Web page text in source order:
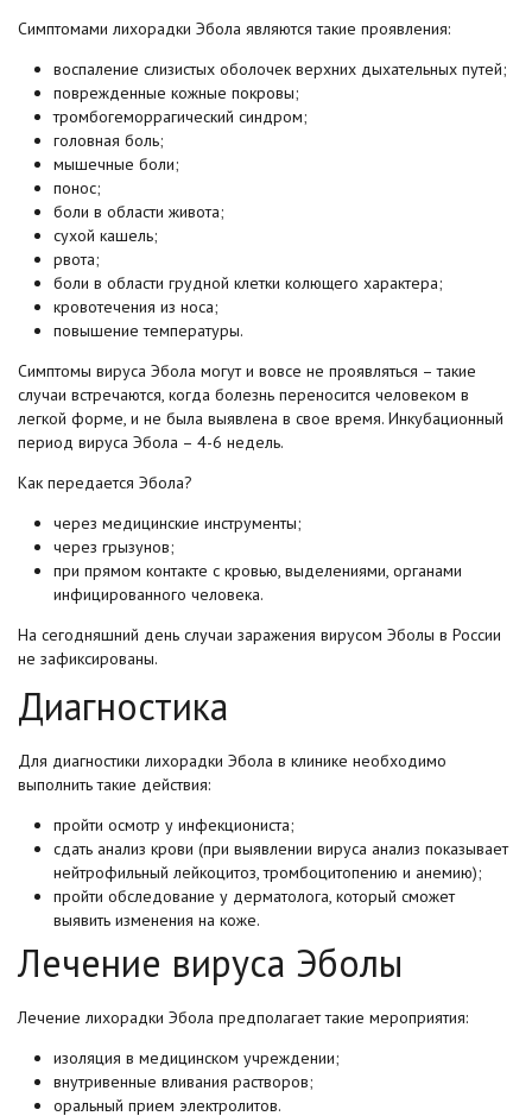
Симптомами лихорадки Эбола являются такие проявления:
воспаление слизистых оболочек верхних дыхательных путей;
поврежденные кожные покровы;
тромбогеморрагический синдром;
головная боль;
мышечные боли;
понос;
боли в области живота;
сухой кашель;
рвота;
боли в области грудной клетки колющего характера;
кровотечения из носа;
повышение температуры.
Симптомы вируса Эбола могут и вовсе не проявляться – такие
случаи встречаются, когда болезнь переносится человеком в
легкой форме, и не была выявлена в свое время. Инкубационный
период вируса Эбола – 4-6 недель.
Как передается Эбола?
через медицинские инструменты;
через грызунов;
при прямом контакте с кровью, выделениями, органами
инфицированного человека.
На сегодняшний день случаи заражения вирусом Эболы в России
не зафиксированы.
Диагностика
Для диагностики лихорадки Эбола в клинике необходимо
выполнить такие действия:
пройти осмотр у инфекциониста;
сдать анализ крови (при выявлении вируса анализ показывает
нейтрофильный лейкоцитоз, тромбоцитопению и анемию);
пройти обследование у дерматолога, который сможет
выявить изменения на коже.
Лечение вируса Эболы
Лечение лихорадки Эбола предполагает такие мероприятия:
изоляция в медицинском учреждении;
внутривенные вливания растворов;
оральный прием электролитов.